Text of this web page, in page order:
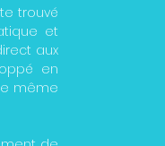
trouvé
et
aux
en
même